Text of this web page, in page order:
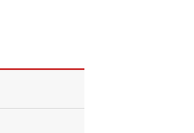
转 3362